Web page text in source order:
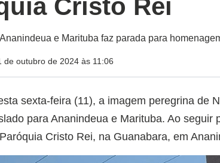
Cristo Rei
e Marituba faz parada para
de outubro de 2024 às 11:06
sexta-feira (11), a imagem peregrina de
para Ananindeua e Marituba. Ao seguir
Cristo Rei, na Guanabara, em